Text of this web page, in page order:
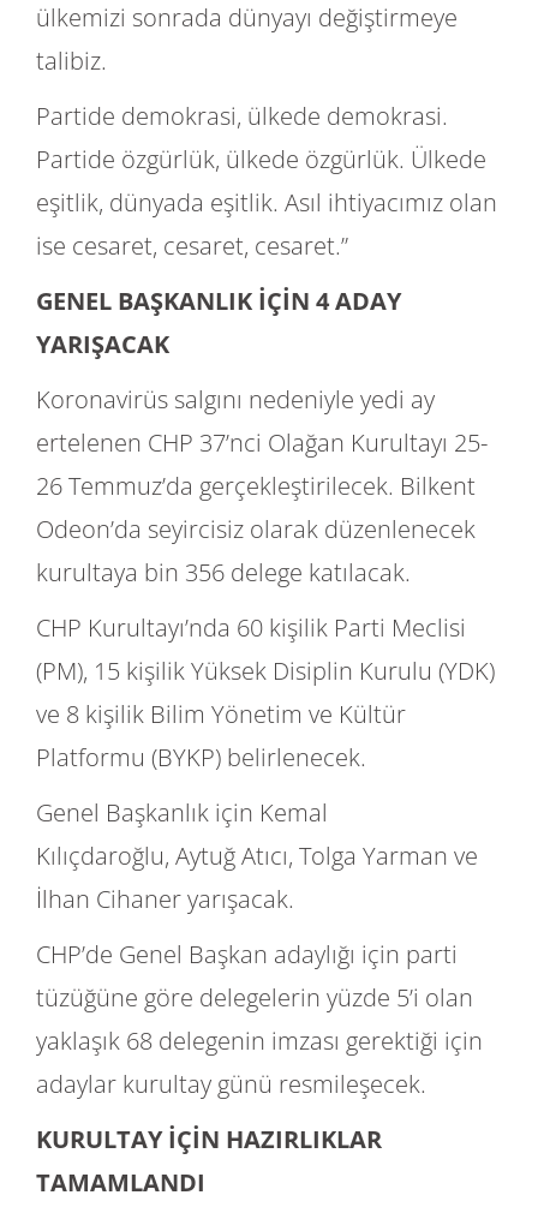
ülkemizi sonrada dünyayı değiştirmeye
talibiz.
Partide demokrasi, ülkede demokrasi.
Partide özgürlük, ülkede özgürlük. Ülkede
eşitlik, dünyada eşitlik. Asıl ihtiyacımız olan
ise cesaret, cesaret, cesaret.”
GENEL BAŞKANLIK İÇİN 4 ADAY
YARIŞACAK
Koronavirüs salgını nedeniyle yedi ay
ertelenen CHP 37’nci Olağan Kurultayı 25-
26 Temmuz’da gerçekleştirilecek. Bilkent
Odeon’da seyircisiz olarak düzenlenecek
kurultaya bin 356 delege katılacak.
CHP Kurultayı’nda 60 kişilik Parti Meclisi
(PM), 15 kişilik Yüksek Disiplin Kurulu (YDK)
ve 8 kişilik Bilim Yönetim ve Kültür
Platformu (BYKP) belirlenecek.
Genel Başkanlık için Kemal
Kılıçdaroğlu, Aytuğ Atıcı, Tolga Yarman ve
İlhan Cihaner yarışacak.
CHP’de Genel Başkan adaylığı için parti
tüzüğüne göre delegelerin yüzde 5’i olan
yaklaşık 68 delegenin imzası gerektiği için
adaylar kurultay günü resmileşecek.
KURULTAY İÇİN HAZIRLIKLAR
TAMAMLANDI